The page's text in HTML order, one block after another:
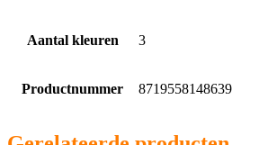
Aantal kleuren 3
Productnummer 8719558148639